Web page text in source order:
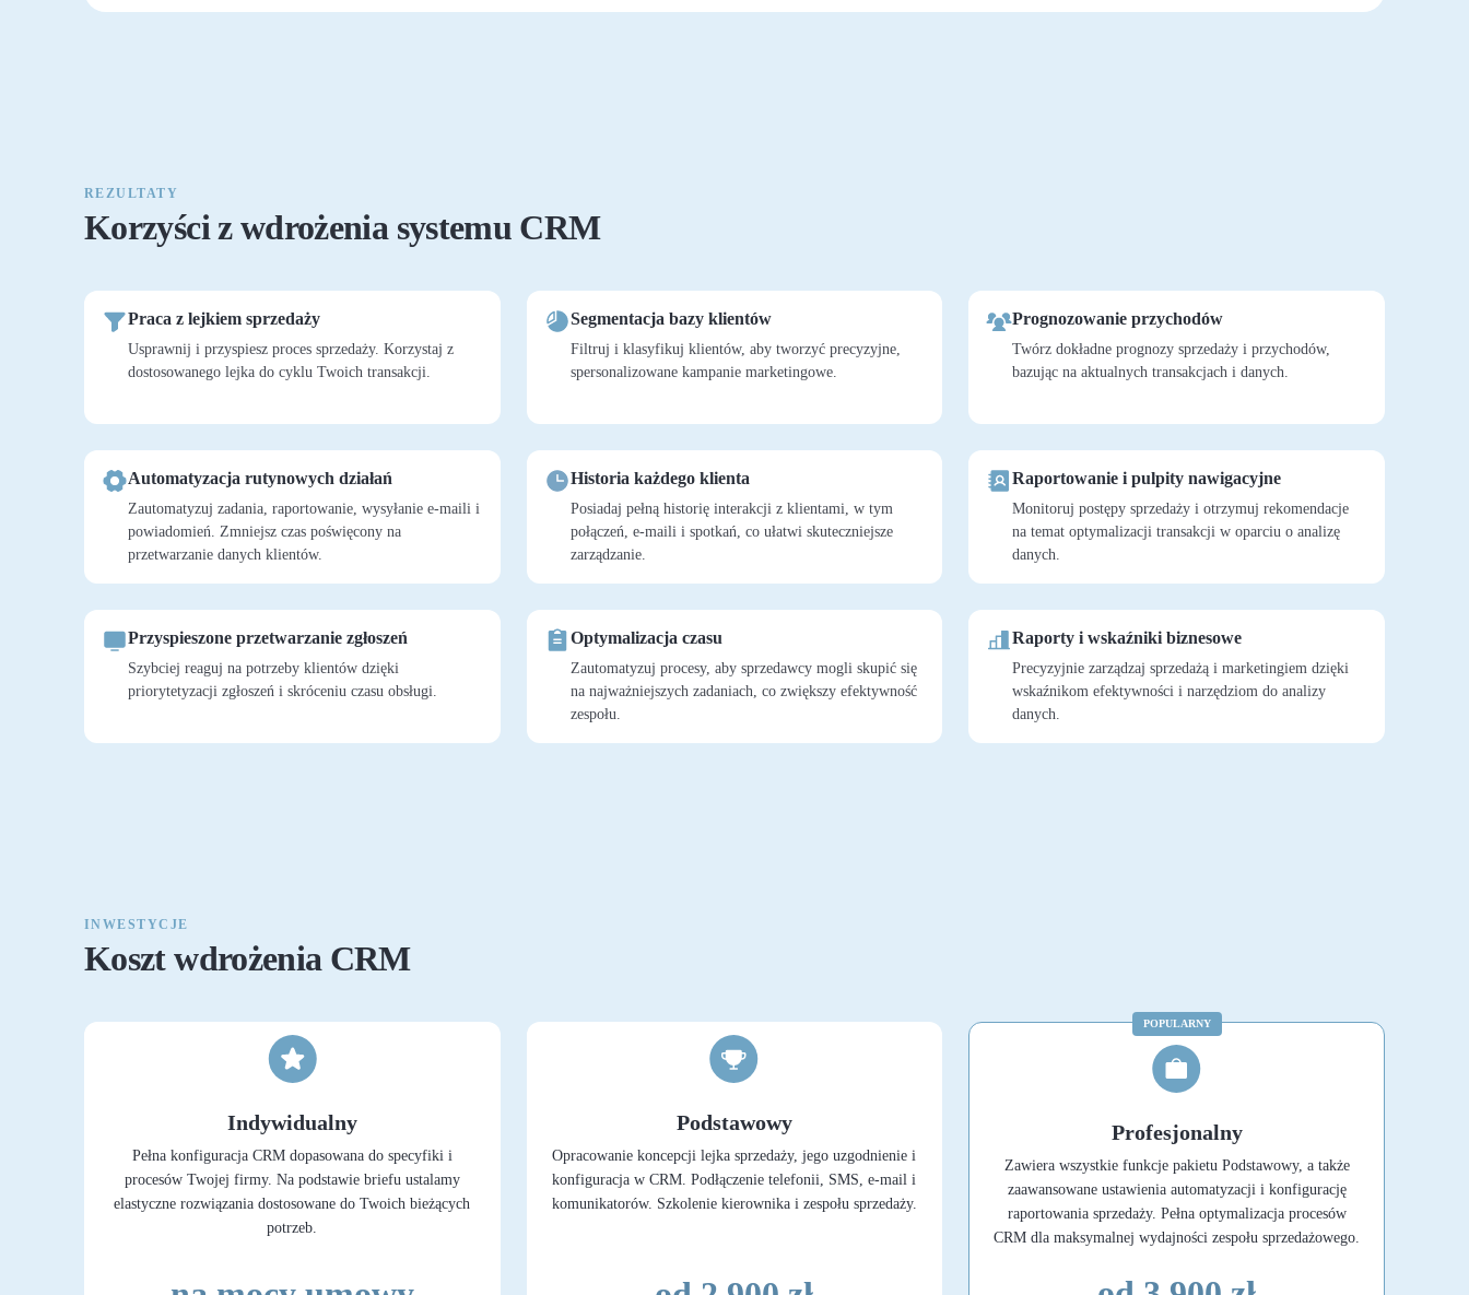
REZULTATY
Korzyści z wdrożenia systemu CRM
Praca z lejkiem sprzedaży
Usprawnij i przyspiesz proces sprzedaży. Korzystaj z
dostosowanego lejka do cyklu Twoich transakcji.
Automatyzacja rutynowych działań
Zautomatyzuj zadania, raportowanie, wysyłanie e-maili i
powiadomień. Zmniejsz czas poświęcony na
przetwarzanie danych klientów.
Przyspieszone przetwarzanie zgłoszeń
Szybciej reaguj na potrzeby klientów dzięki
priorytetyzacji zgłoszeń i skróceniu czasu obsługi.
Segmentacja bazy klientów
Filtruj i klasyfikuj klientów, aby tworzyć precyzyjne,
spersonalizowane kampanie marketingowe.
Historia każdego klienta
Posiadaj pełną historię interakcji z klientami, w tym
połączeń, e-maili i spotkań, co ułatwi skuteczniejsze
zarządzanie.
Optymalizacja czasu
Zautomatyzuj procesy, aby sprzedawcy mogli skupić się
na najważniejszych zadaniach, co zwiększy efektywność
zespołu.
Prognozowanie przychodów
Twórz dokładne prognozy sprzedaży i przychodów,
bazując na aktualnych transakcjach i danych.
Raportowanie i pulpity nawigacyjne
Monitoruj postępy sprzedaży i otrzymuj rekomendacje
na temat optymalizacji transakcji w oparciu o analizę
danych.
Raporty i wskaźniki biznesowe
Precyzyjnie zarządzaj sprzedażą i marketingiem dzięki
wskaźnikom efektywności i narzędziom do analizy
danych.
INWESTYCJE
Koszt wdrożenia CRM
Indywidualny
Pełna konfiguracja CRM dopasowana do specyfiki i
procesów Twojej firmy. Na podstawie briefu ustalamy
elastyczne rozwiązania dostosowane do Twoich bieżących
potrzeb.
Podstawowy
Opracowanie koncepcji lejka sprzedaży, jego uzgodnienie i
konfiguracja w CRM. Podłączenie telefonii, SMS, e-mail i
komunikatorów. Szkolenie kierownika i zespołu sprzedaży.
POPULARNY
Profesjonalny
Zawiera wszystkie funkcje pakietu Podstawowy, a także
zaawansowane ustawienia automatyzacji i konfigurację
raportowania sprzedaży. Pełna optymalizacja procesów
CRM dla maksymalnej wydajności zespołu sprzedażowego.